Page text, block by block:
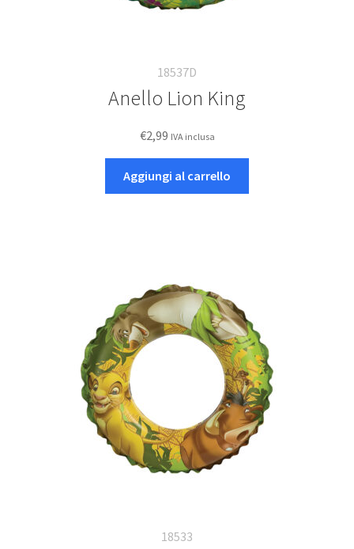
18537D
Anello Lion King
€2,99 IVA inclusa
Aggiungi al carrello
18533